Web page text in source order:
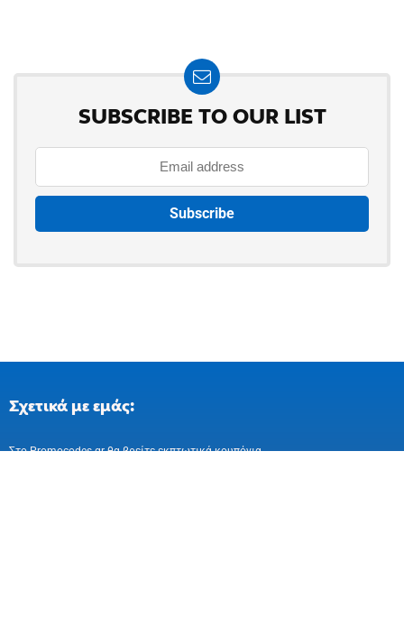
SUBSCRIBE TO OUR LIST
Σχετικά με εμάς:
Στo Promocodes.gr θα βρείτε εκπτωτικά κουπόνια